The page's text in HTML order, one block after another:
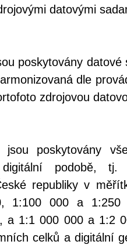
datovými
poskytovány
dle
zdrojovou
poskytovány
podobě, tj.
republiky v
1:100 000 a
a 1:1 000 000 a 1:2
celků a digitální